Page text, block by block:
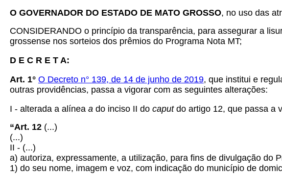
O GOVERNADOR DO ESTADO DE MATO GROSSO, no uso das
CONSIDERANDO o princípio da transparência, para assegurar a
grossense nos sorteios dos prêmios do Programa Nota MT;
D E C R E T A:
Art. 1° O Decreto n° 139, de 14 de junho de 2019, que institui e
outras providências, passa a vigorar com as seguintes alterações:
I - alterada a alínea a do inciso II do caputdo artigo 12, que passa a
“Art. 12 (...)
(...)
II - (...)
a) autoriza, expressamente, a utilização, para fins de divulgação do
1) do seu nome, imagem e voz, com indicação do município de